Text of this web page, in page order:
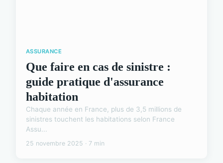
ASSURANCE
Que faire en cas de sinistre :
guide pratique d'assurance
habitation
Chaque année en France, plus de 3,5 millions de
sinistres touchent les habitations selon France
Assu...
25 novembre 2025 · 7 min